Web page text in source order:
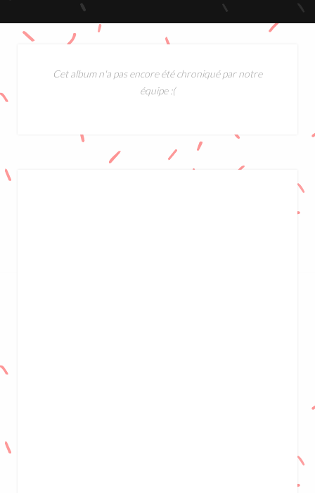
Cet album n'a pas encore été chroniqué par notre
équipe :(